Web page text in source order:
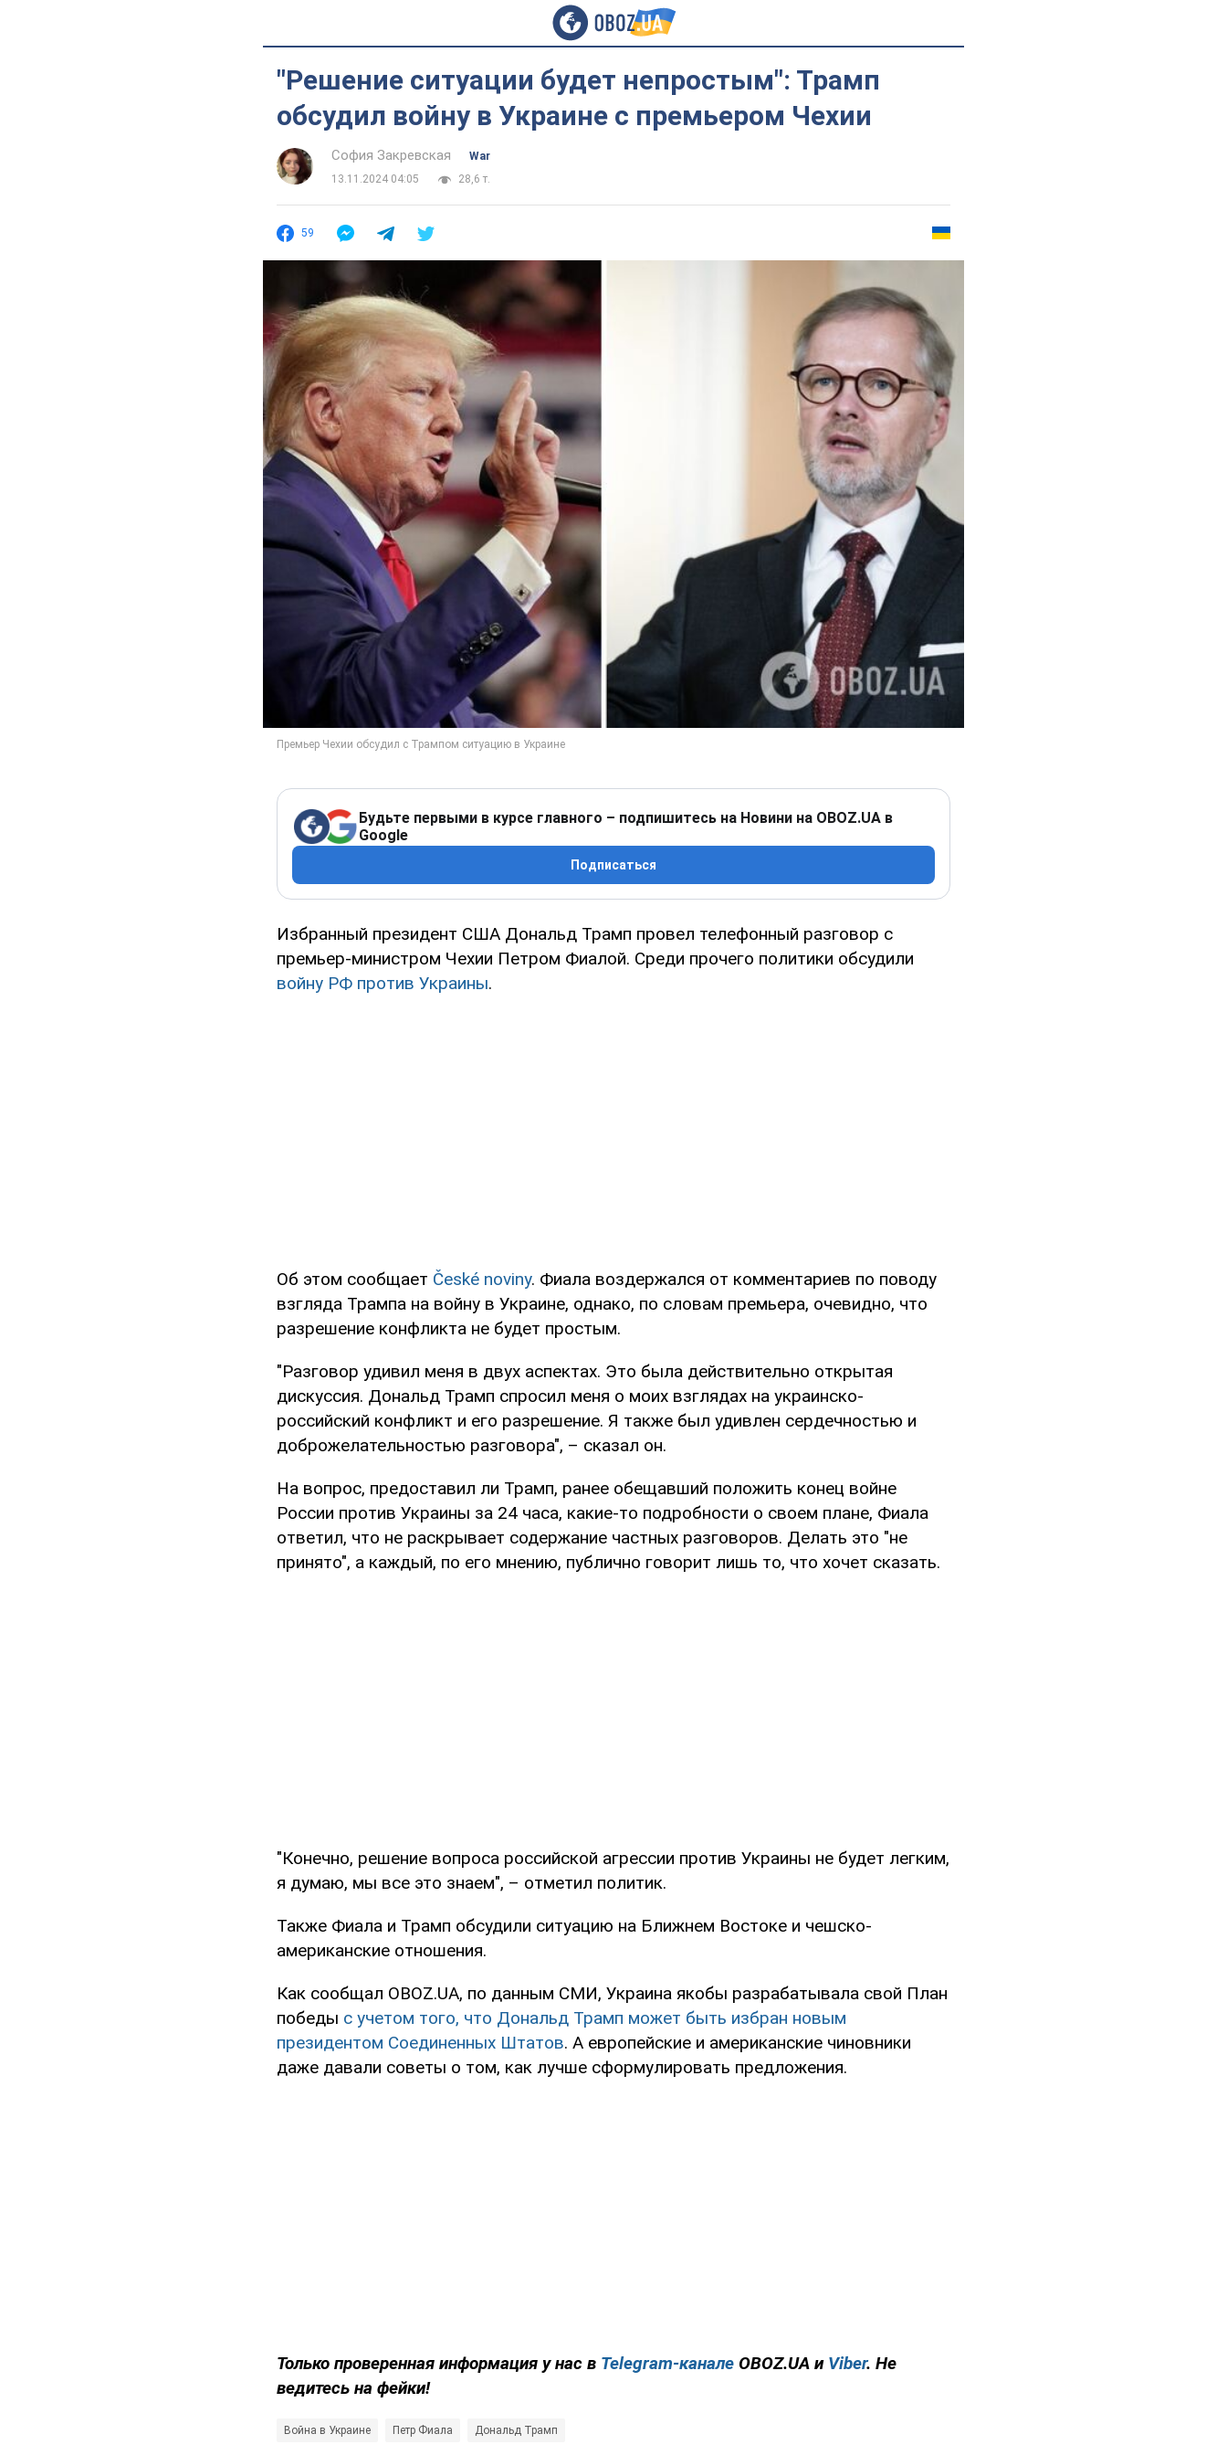
"Решение ситуации будет непростым": Трамп
обсудил войну в Украине с премьером Чехии
София Закревская
War
13.11.2024 04:05
28,6 т.
59
Будьте первыми в курсе главного – подпишитесь на Новини на OBOZ.UA в
Google
Подписаться
Избранный президент США Дональд Трамп провел телефонный разговор с
премьер-министром Чехии Петром Фиалой. Среди прочего политики обсудили
войну РФ против Украины.
Об этом сообщает České noviny. Фиала воздержался от комментариев по поводу
взгляда Трампа на войну в Украине, однако, по словам премьера, очевидно, что
разрешение конфликта не будет простым.
"Разговор удивил меня в двух аспектах. Это была действительно открытая
дискуссия. Дональд Трамп спросил меня о моих взглядах на украинско-
российский конфликт и его разрешение. Я также был удивлен сердечностью и
доброжелательностью разговора", – сказал он.
На вопрос, предоставил ли Трамп, ранее обещавший положить конец войне
России против Украины за 24 часа, какие-то подробности о своем плане, Фиала
ответил, что не раскрывает содержание частных разговоров. Делать это "не
принято", а каждый, по его мнению, публично говорит лишь то, что хочет сказать.
"Конечно, решение вопроса российской агрессии против Украины не будет легким,
я думаю, мы все это знаем", – отметил политик.
Также Фиала и Трамп обсудили ситуацию на Ближнем Востоке и чешско-
американские отношения.
Как сообщал OBOZ.UA, по данным СМИ, Украина якобы разрабатывала свой План
победы с учетом того, что Дональд Трамп может быть избран новым
президентом Соединенных Штатов. А европейские и американские чиновники
даже давали советы о том, как лучше сформулировать предложения.
Только проверенная информация у нас в Telegram-канале OBOZ.UA и Viber. Не
ведитесь на фейки!
Война в Украине Петр Фиала Дональд Трамп